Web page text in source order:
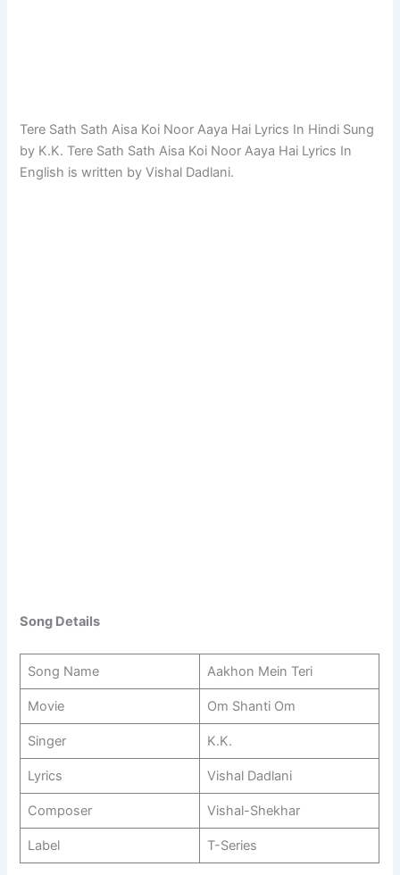
Tere Sath Sath Aisa Koi Noor Aaya Hai Lyrics In Hindi Sung
by K.K. Tere Sath Sath Aisa Koi Noor Aaya Hai Lyrics In
English is written by Vishal Dadlani.
Song Details
Song Name Aakhon Mein Teri
Movie Om Shanti Om
Singer K.K.
Lyrics Vishal Dadlani
Composer Vishal-Shekhar
Label T-Series